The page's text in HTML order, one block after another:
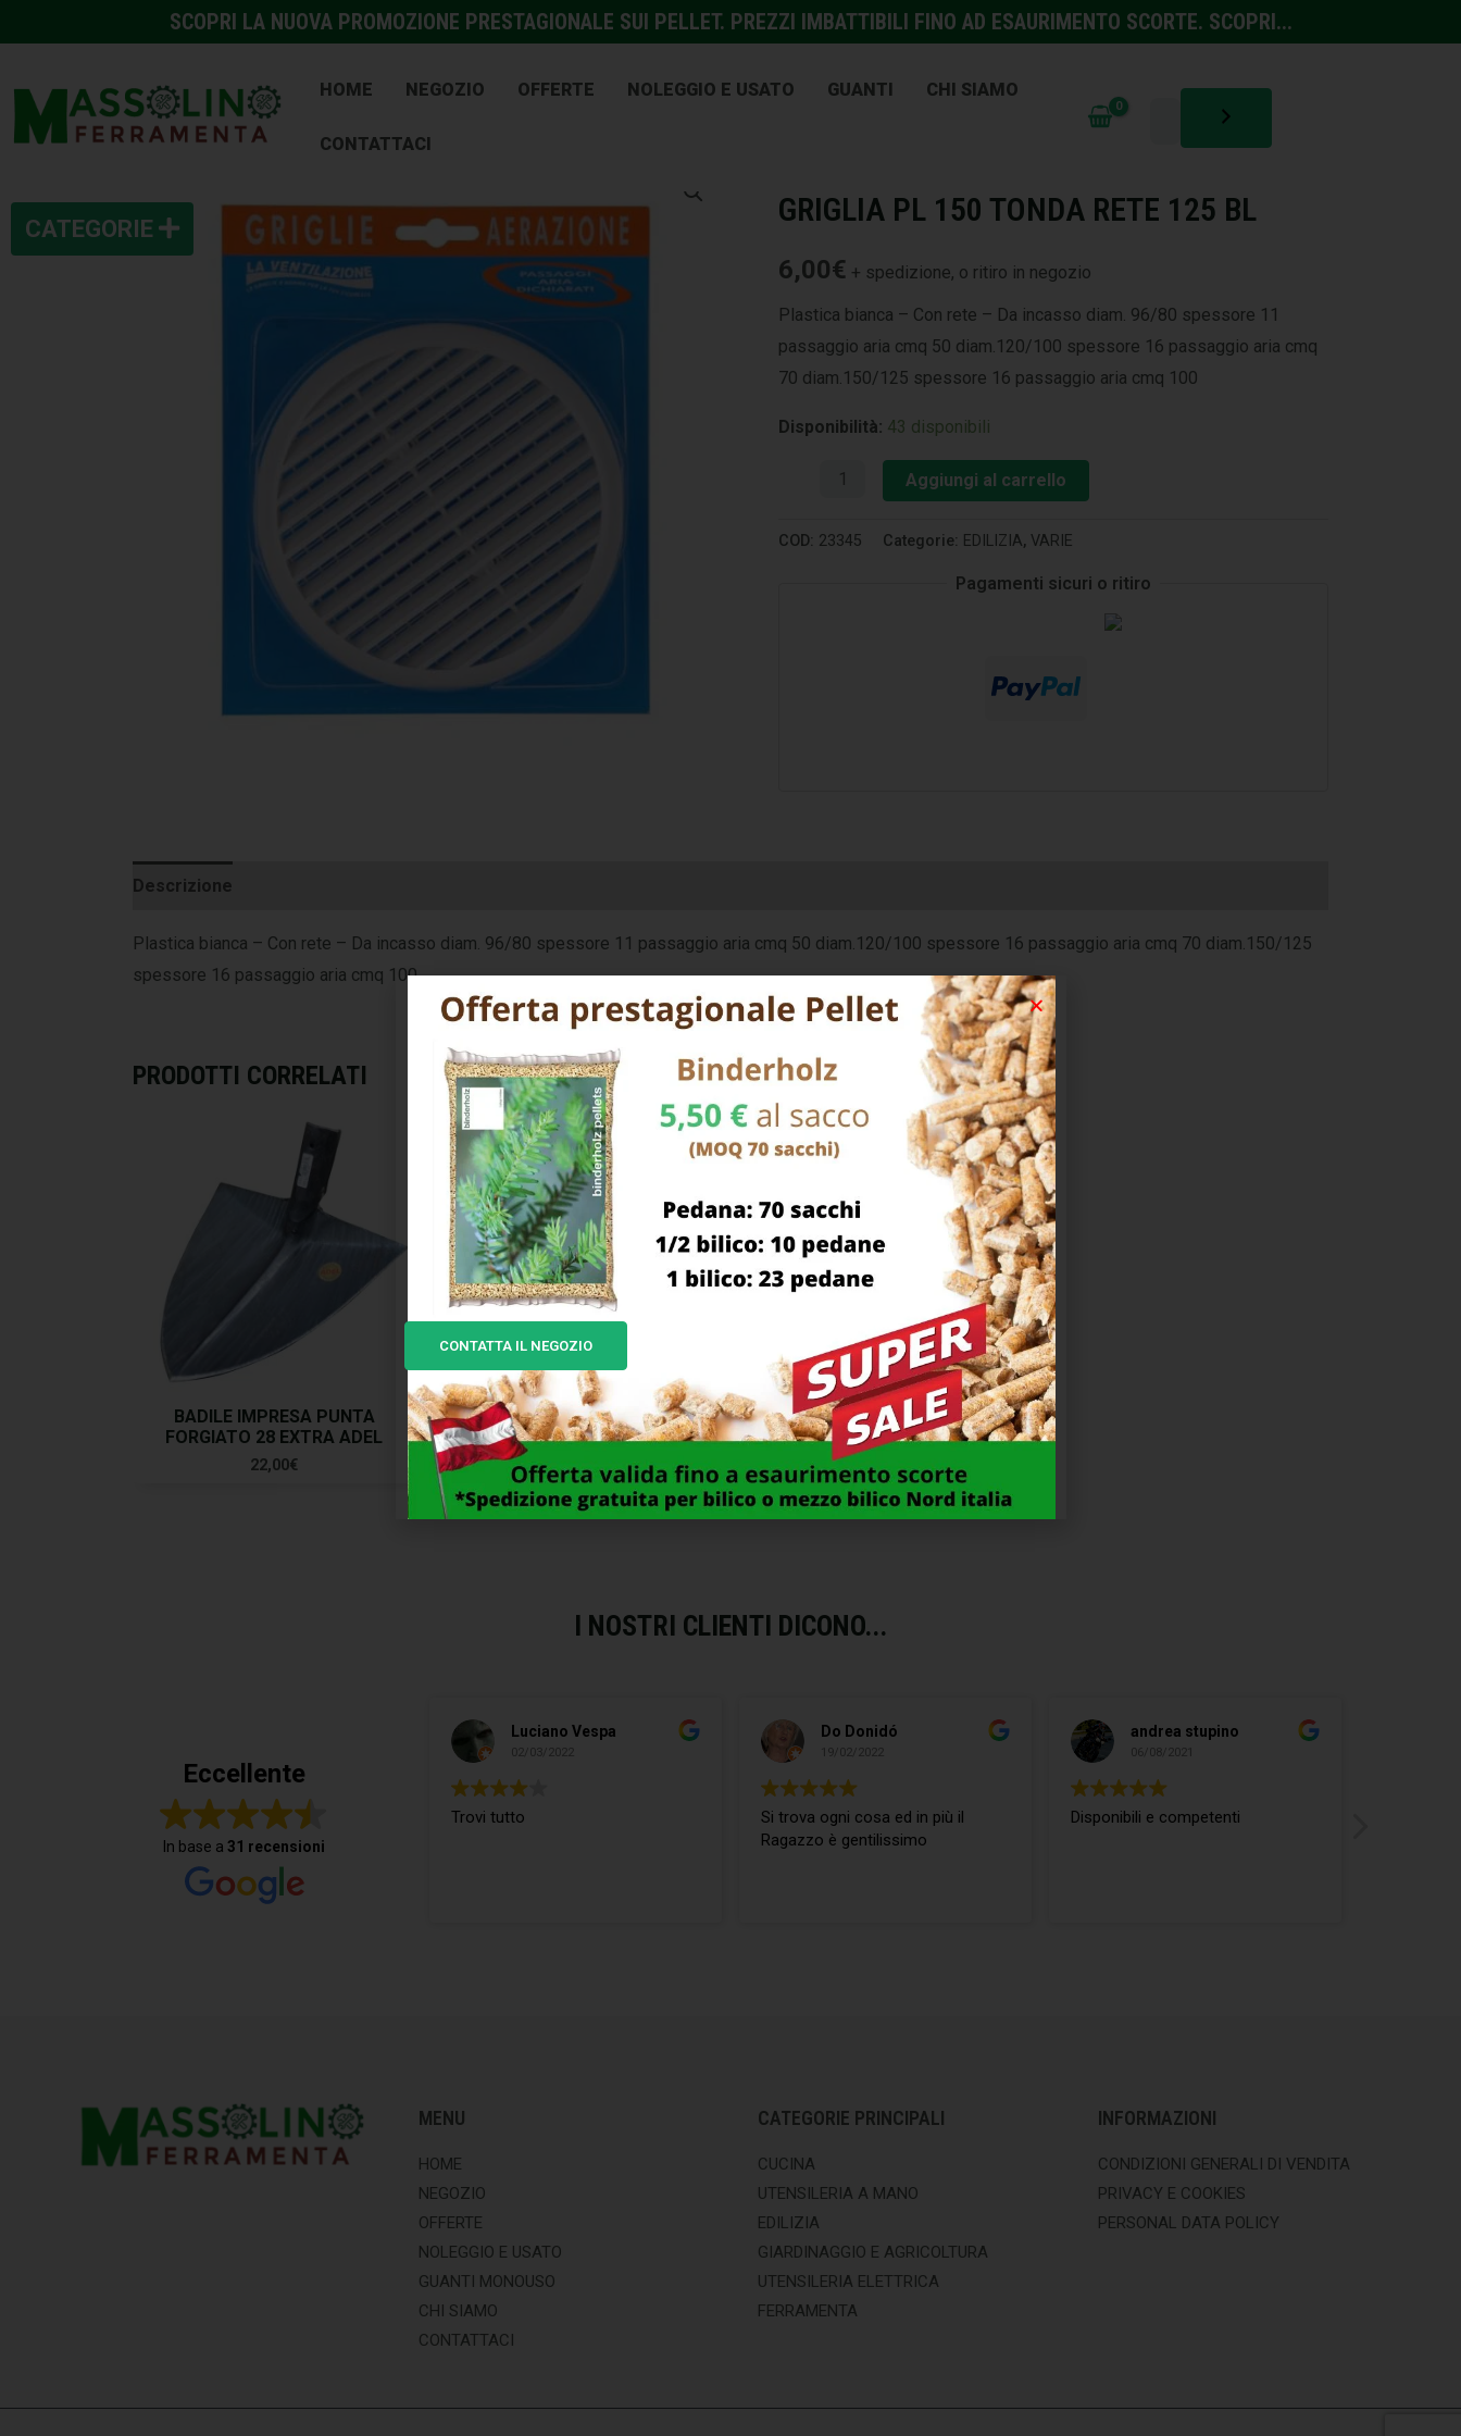
SCOPRI LA NUOVA PROMOZIONE PRESTAGIONALE SUI PELLET. PREZZI IMBATTIBILI FINO AD ESAURIMENTO SCORTE. SCOPRI...
HOME NEGOZIO OFFERTE NOLEGGIO E USATO GUANTI CHI SIAMO
CONTATTACI
GRIGLIA PL 150 TONDA RETE 125 BL
6,00€ + spedizione, o ritiro in negozio
Plastica bianca – Con rete – Da incasso diam. 96/80 spessore 11
passaggio aria cmq 50 diam.120/100 spessore 16 passaggio aria cmq
70 diam.150/125 spessore 16 passaggio aria cmq 100
Disponibilità: 43 disponibili
Aggiungi al carrello
COD: 23345 Categorie: EDILIZIA, VARIE
Pagamenti sicuri o ritiro
Descrizione
Plastica bianca – Con rete – Da incasso diam. 96/80 spessore 11 passaggio aria cmq 50 diam.120/100 spessore 16 passaggio aria cmq 70 diam.150/125
spessore 16 passaggio aria cmq 100
PRODOTTI CORRELATI
BADILE IMPRESA PUNTA
FORGIATO 28 EXTRA ADEL
22,00€
BADILE IMPRESA PUNTA LEGA
DIABLO M/TO MASS
33,00 €
BADILE IMPRESA PUNTA NERO 30
AGEF
7,00 €
I NOSTRI CLIENTI DICONO...
Eccellente
In base a 31 recensioni
Luciano Vespa
02/03/2022
Trovi tutto
Do Donidó
19/02/2022
Si trova ogni cosa ed in più il
Ragazzo è gentilissimo
andrea stupino
06/08/2021
Disponibili e competenti
MENU
HOME
NEGOZIO
OFFERTE
NOLEGGIO E USATO
GUANTI MONOUSO
CHI SIAMO
CONTATTACI
CATEGORIE PRINCIPALI
CUCINA
UTENSILERIA A MANO
EDILIZIA
GIARDINAGGIO E AGRICOLTURA
UTENSILERIA ELETTRICA
FERRAMENTA
INFORMAZIONI
CONDIZIONI GENERALI DI VENDITA
PRIVACY E COOKIES
PERSONAL DATA POLICY
CONTATTA IL NEGOZIO